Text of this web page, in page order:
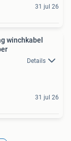
31 jul 26
Details
31 jul 26